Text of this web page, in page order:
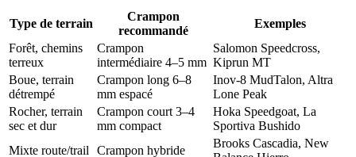
Type de terrain
Crampon
recommandé
Exemples
Forêt, chemins
terreux
Crampon
intermédiaire 4–5 mm
Salomon Speedcross,
Kiprun MT
Boue, terrain
détrempé
Crampon long 6–8
mm espacé
Inov-8 MudTalon, Altra
Lone Peak
Rocher, terrain
sec et dur
Crampon court 3–4
mm compact
Hoka Speedgoat, La
Sportiva Bushido
Mixte route/trail
Crampon hybride
Brooks Cascadia, New